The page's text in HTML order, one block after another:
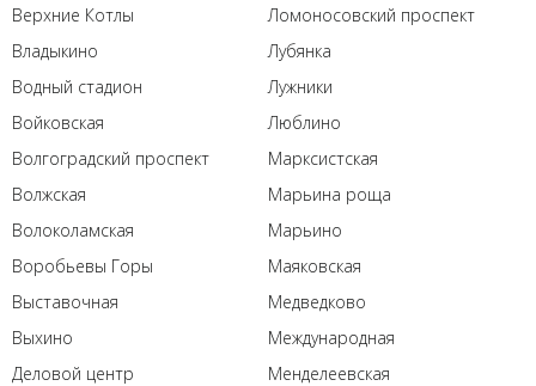
Верхние Котлы
Владыкино
Водный стадион
Войковская
Волгоградский проспект
Волжская
Волоколамская
Воробьевы Горы
Выставочная
Выхино
Деловой центр
Ломоносовский проспект
Лубянка
Лужники
Люблино
Марксистская
Марьина роща
Марьино
Маяковская
Медведково
Международная
Менделеевская